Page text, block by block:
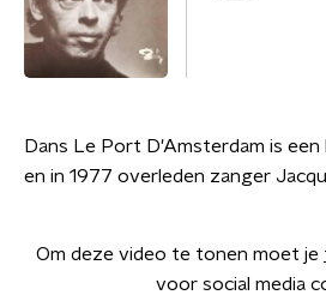
Dans Le Port D'Amsterdam is een
en in 1977 overleden zanger
Om deze video te tonen moet je
voor social media